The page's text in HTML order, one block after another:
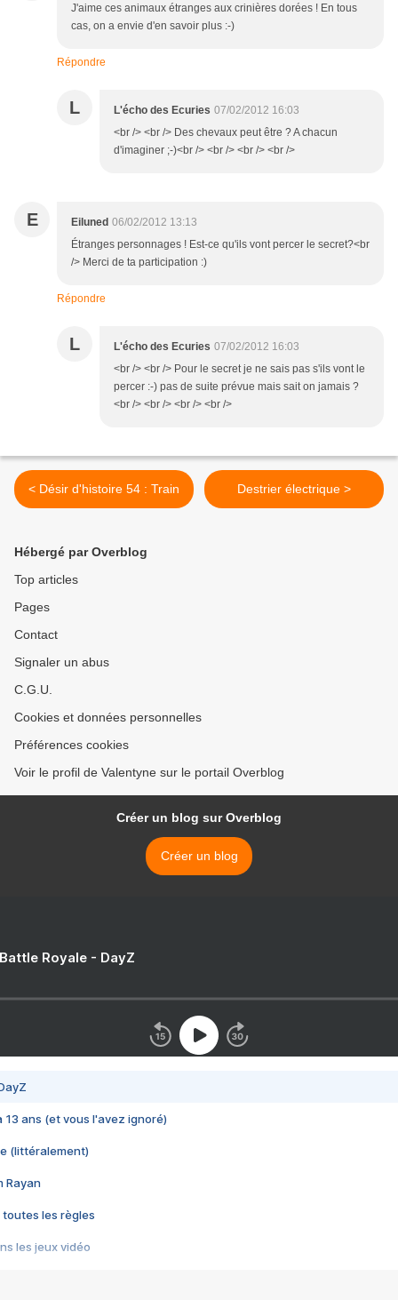
J'aime ces animaux étranges aux crinières dorées ! En tous
cas, on a envie d'en savoir plus :-)
Répondre
L L'écho des Ecuries 07/02/2012 16:03
<br /> <br /> Des chevaux peut être ? A chacun
d'imaginer ;-)<br /> <br /> <br /> <br />
E Eiluned 06/02/2012 13:13
Étranges personnages ! Est-ce qu'ils vont percer le secret?<br
/> Merci de ta participation :)
Répondre
L L'écho des Ecuries 07/02/2012 16:03
<br /> <br /> Pour le secret je ne sais pas s'ils vont le
percer :-) pas de suite prévue mais sait on jamais ?
<br /> <br /> <br /> <br />
< Désir d'histoire 54 : Train Destrier électrique >
Hébergé par Overblog
Top articles
Pages
Contact
Signaler un abus
C.G.U.
Cookies et données personnelles
Préférences cookies
Voir le profil de Valentyne sur le portail Overblog
Créer un blog sur Overblog
Créer un blog
Royale - DayZ
13 ans (et vous l'avez ignoré)
(littéralement)
Rayan
toutes les règles
les jeux vidéo